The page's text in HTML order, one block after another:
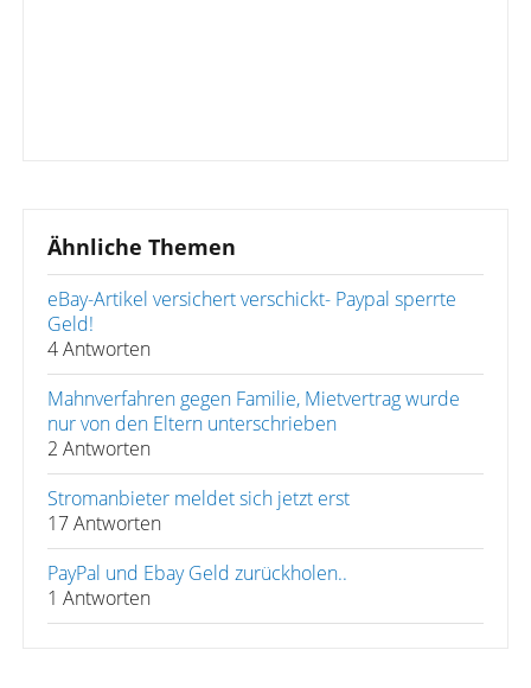
Ähnliche Themen
eBay-Artikel versichert verschickt- Paypal sperrte
Geld!
4 Antworten
Mahnverfahren gegen Familie, Mietvertrag wurde
nur von den Eltern unterschrieben
2 Antworten
Stromanbieter meldet sich jetzt erst
17 Antworten
PayPal und Ebay Geld zurückholen..
1 Antworten